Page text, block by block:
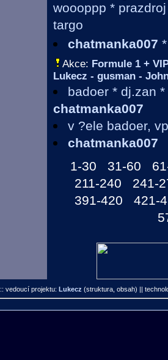
woooppp *
targo
chatmanka007
Akce: Formule 1 +
Lukecz - gusman -
badoer * dj.zan
chatmanka007
v ?ele badoer,
chatmanka007
1-30
31-60
211-240
241-
391-420
421-
:: vedoucí projektu: Lukecz (struktura, obsah) ||